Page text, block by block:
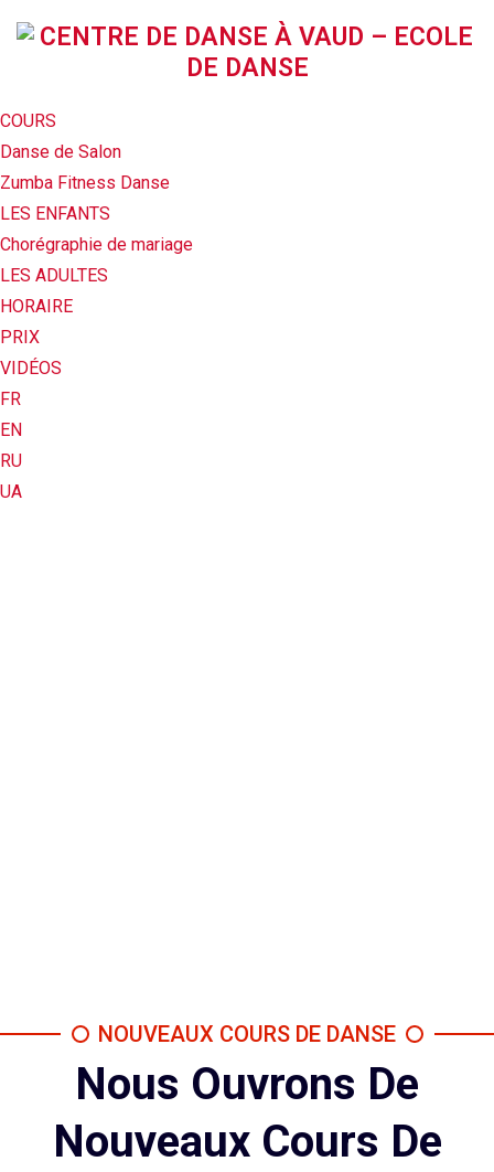
COURS
Danse de Salon
Zumba Fitness Danse
LES ENFANTS
Chorégraphie de mariage
LES ADULTES
HORAIRE
PRIX
VIDÉOS
FR
EN
RU
UA
NOUVEAUX COURS DE DANSE
Nous Ouvrons De
Nouveaux Cours De